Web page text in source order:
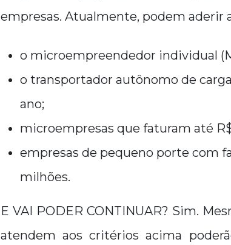
empresas. Atualmente, podem aderir
o microempreendedor individual
o transportador autônomo de
ano;
microempresas que faturam até
empresas de pequeno porte com
milhões.
E VAI PODER CONTINUAR? Sim.
atendem aos critérios acima